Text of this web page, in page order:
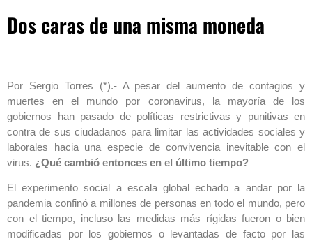
Dos caras de una misma moneda
Por Sergio Torres (*).- A pesar del aumento de contagios y
muertes en el mundo por coronavirus, la mayoría de los
gobiernos han pasado de políticas restrictivas y punitivas en
contra de sus ciudadanos para limitar las actividades sociales y
laborales hacia una especie de convivencia inevitable con el
virus. ¿Qué cambió entonces en el último tiempo?
El experimento social a escala global echado a andar por la
pandemia confinó a millones de personas en todo el mundo, pero
con el tiempo, incluso las medidas más rígidas fueron o bien
modificadas por los gobiernos o levantadas de facto por las